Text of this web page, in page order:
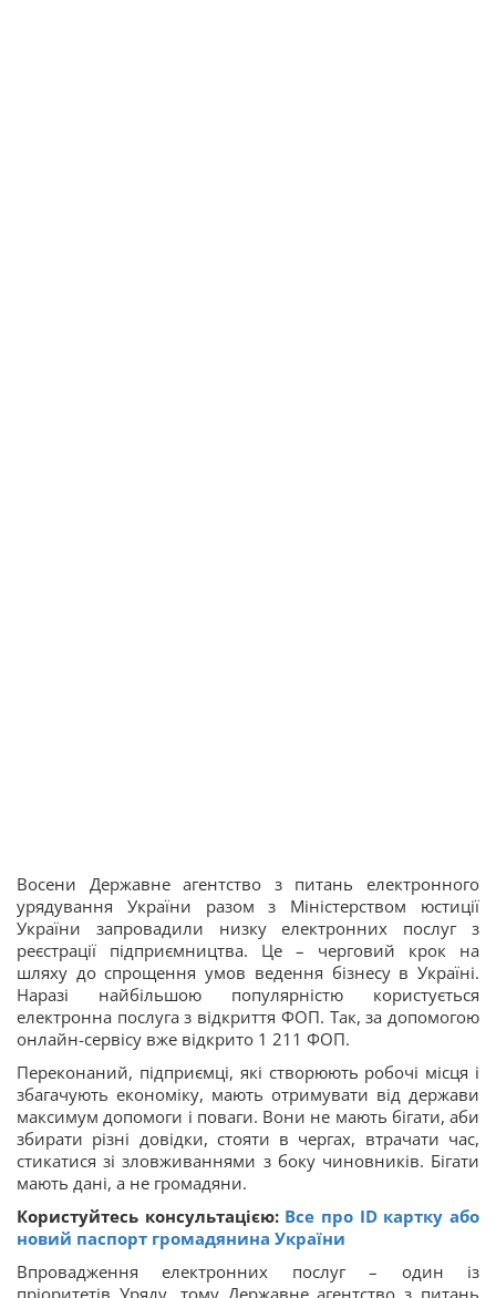
Восени Державне агентство з питань електронного
урядування України разом з Міністерством юстиції
України запровадили низку електронних послуг з
реєстрації підприємництва. Це – черговий крок на
шляху до спрощення умов ведення бізнесу в Україні.
Наразі найбільшою популярністю користується
електронна послуга з відкриття ФОП. Так, за допомогою
онлайн-сервісу вже відкрито 1 211 ФОП.
Переконаний, підприємці, які створюють робочі місця і
збагачують економіку, мають отримувати від держави
максимум допомоги і поваги. Вони не мають бігати, аби
збирати різні довідки, стояти в чергах, втрачати час,
стикатися зі зловживаннями з боку чиновників. Бігати
мають дані, а не громадяни.
Користуйтесь консультацією: Все про ID картку або
новий паспорт громадянина України
Впровадження електронних послуг – один із
пріоритетів Уряду, тому Державне агентство з питань